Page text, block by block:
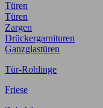
Türen
Türen
Zargen
Drückergarnituren
Ganzglastüren
Tür-Rohlinge
Friese